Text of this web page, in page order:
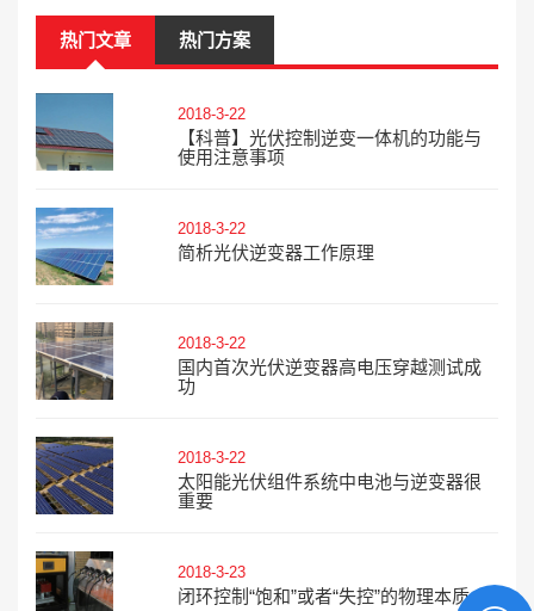
热门文章 热门方案
2018-3-22
【科普】光伏控制逆变一体机的功能与
使用注意事项
2018-3-22
简析光伏逆变器工作原理
2018-3-22
国内首次光伏逆变器高电压穿越测试成
功
2018-3-22
太阳能光伏组件系统中电池与逆变器很
重要
2018-3-23
闭环控制“饱和”或者“失控”的物理本质